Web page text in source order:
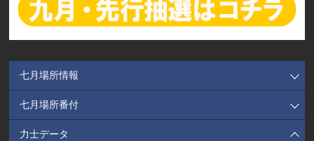
七月場所情報
七月場所番付
力士データ